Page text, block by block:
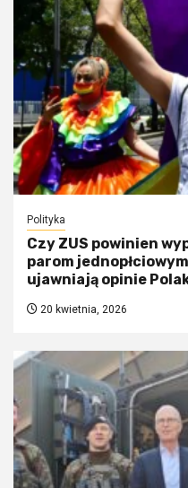
Polityka
Czy ZUS powinien
parom
ujawniają opinie
20 kwietnia, 2026